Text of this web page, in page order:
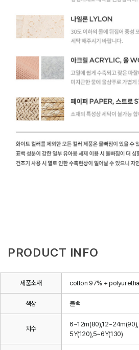
PRODUCT INFO
제품소재 cotton 97% +
색상 블랙
치수
5Y(120),5~6Y(130)